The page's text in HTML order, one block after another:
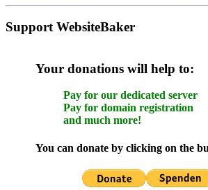
Support WebsiteBaker
Your donations will help to:
Pay for our dedicated server
Pay for domain registration
and much more!
You can donate by clicking on the